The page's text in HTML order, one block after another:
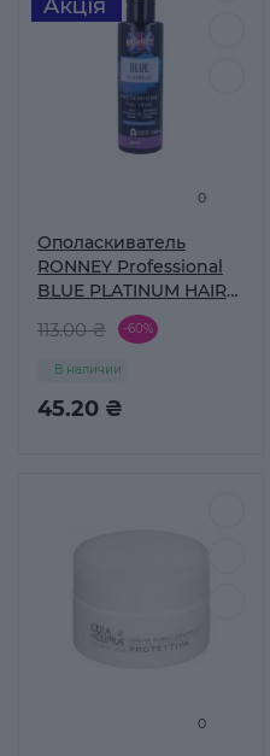
0
Ополаскиватель
RONNEY Professional
BLUE PLATINUM HAIR
RINSE 150 мл
113.00 ₴ -60%
45.20 ₴
В наличии
0